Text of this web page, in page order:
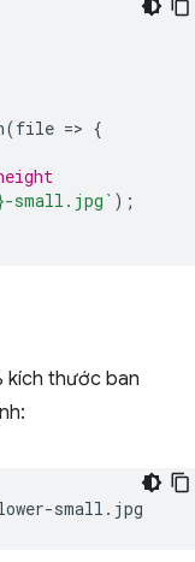
(file => {
-small.jpg` );
kích thước ban